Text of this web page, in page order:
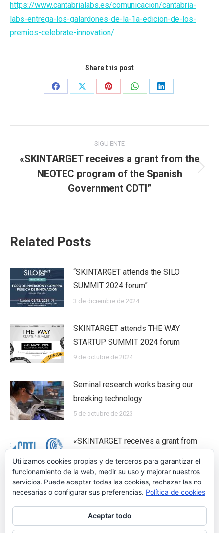
https://www.cantabrialabs.es/comunicacion/cantabria-
labs-entrega-los-galardones-de-la-1a-edicion-de-los-
premios-celebrate-innovation/
Share this post
Share
Share
Share
Share
Share
Navegación
entre
publicaciones
SIGUIENTE
Publicación
siguiente:
«SKINTARGET receives a grant from the
NEOTEC program of the Spanish
Government CDTI”
Related Posts
“SKINTARGET attends the SILO
SUMMIT 2024 forum”
3 de diciembre de 2024
SKINTARGET attends THE WAY
STARTUP SUMMIT 2024 forum
9 de octubre de 2024
Seminal research works basing our
breaking technology
5 de octubre de 2023
«SKINTARGET receives a grant from
Government CDTI”
1 de mayo de 2023
Utilizamos cookies propias y de terceros para garantizar el
funcionamiento de la web, medir su uso y mejorar nuestros
servicios. Puede aceptar todas las cookies, rechazar las no
necesarias o configurar sus preferencias. Política de cookies
Aceptar todo